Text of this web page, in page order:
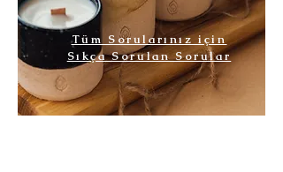
Tüm Sorularınız için
Sıkça Sorulan Sorular